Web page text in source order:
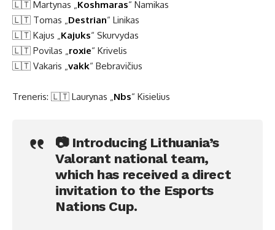
🇱🇹 Martynas „Koshmaras“ Namikas
🇱🇹 Tomas „Destrian“ Linikas
🇱🇹 Kajus „Kajuks“ Skurvydas
🇱🇹 Povilas „roxie“ Krivelis
🇱🇹 Vakaris „vakk“ Bebravičius
Treneris: 🇱🇹 Laurynas „Nbs“ Kisielius
📷 Introducing Lithuania’s
Valorant national team,
which has received a direct
invitation to the Esports
Nations Cup.